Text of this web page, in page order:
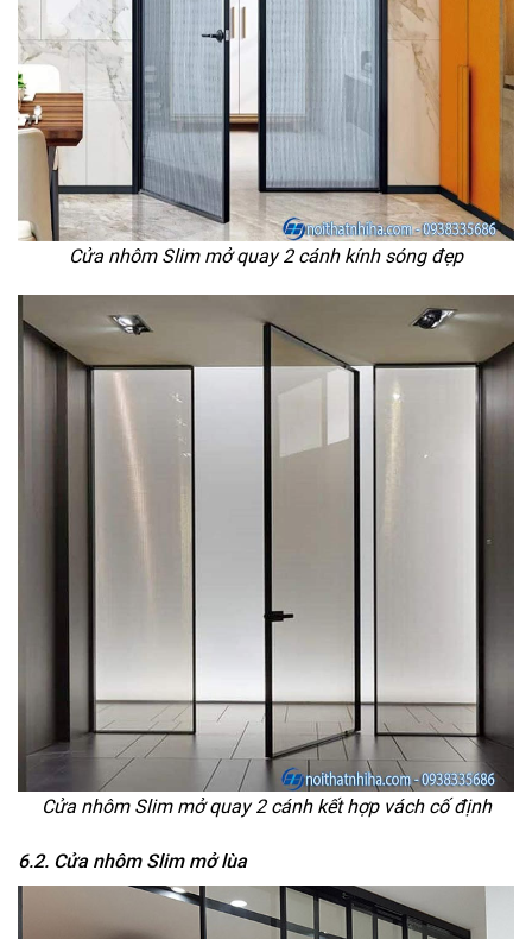
Cửa nhôm Slim mở quay 2 cánh kính sóng đẹp
Cửa nhôm Slim mở quay 2 cánh kết hợp vách cố định
6.2. Cửa nhôm Slim mở lùa